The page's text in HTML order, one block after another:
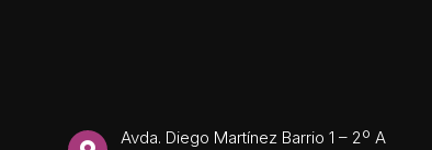
Avda. Diego Martínez Barrio 1 – 2º A